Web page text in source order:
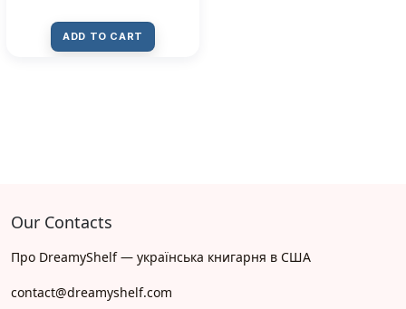
ADD TO CART
Our Contacts
Про DreamyShelf — українська книгарня в США
contact@dreamyshelf.com